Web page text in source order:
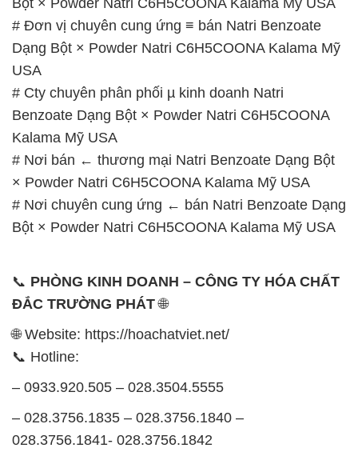
# Nơi chuyên cung ứng ← bán Natri Benzoate Dạng
Bột × Powder Natri C6H5COONA Kalama Mỹ USA
📞PHÒNG KINH DOANH – CÔNG TY HÓA CHẤT
ĐẮC TRƯỜNG PHÁT🌐
🌐 Website: https://hoachatviet.net/
📞 Hotline:
– 0933.920.505 – 028.3504.5555
– 028.3756.1835 – 028.3756.1840 –
– 0932.660.696 – 0901.326.566 – 0906.387.866 –
0902.765.866
📧 Email: hoachat@dactruongphat.vn
GIỜ LÀM VIỆC TẠI CÔNG TY HÓA CHẤT ĐẮC
TRƯỜNG PHÁT
Thời gian làm việctại Hóa Chất Đắc Trường Phát
được tổ chức như sau: